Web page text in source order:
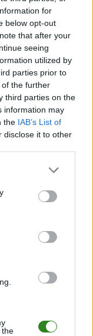
for
below opt-out
that after your
seeing
utilized by
parties prior to
the further
third parties on the
information may
the IAB’s List of
disclose it to other
or more Google
You may click to
party tags to
in below Google
the
o przebiegu
kibiców i pasjonatów
danych z pewnością
oficjalny wynik
Krosno > Klasa A,
bramek. Informacje te
- zaglądaj tutaj
o
lokalnych drużyn
śledź ulubioną ligę i
Tarnawa
roli gospodarza. Jak